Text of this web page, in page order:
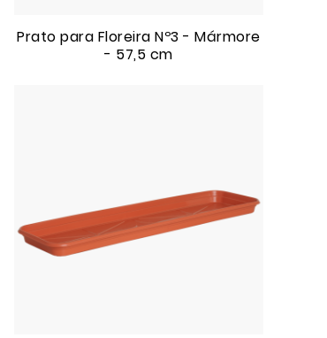
Prato para Floreira Nº3 - Mármore
- 57,5 cm